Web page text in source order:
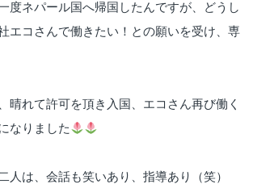
度ネパール国へ帰国したんですが、どうし
エコさんで働きたい！との願いを受け、専
晴れて許可を頂き入国、エコさん再び働く
なりました
人は、会話も笑いあり、指導あり（笑）